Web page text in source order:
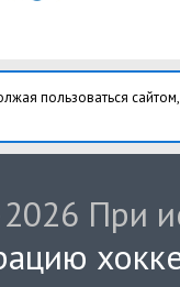
пользоваться
При